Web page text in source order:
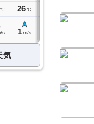
℃
s
26℃
1 m/s
気